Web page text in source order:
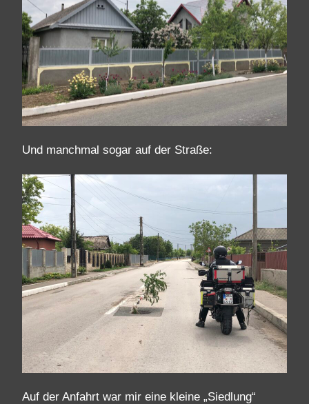
Und manchmal sogar auf der Straße:
Auf der Anfahrt war mir eine kleine „Siedlung“